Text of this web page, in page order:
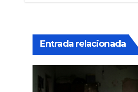
Entrada relacionada